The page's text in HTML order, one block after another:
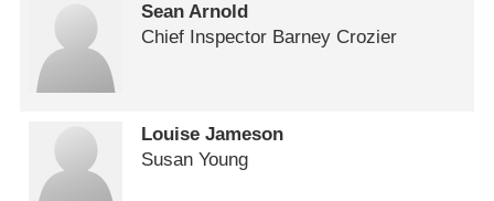
Sean Arnold
Chief Inspector Barney Crozier
Louise Jameson
Susan Young